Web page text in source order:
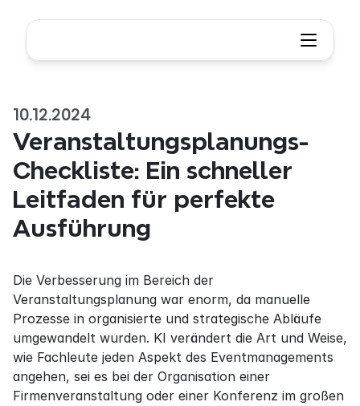
10.12.2024
Veranstaltungsplanungs-
Checkliste: Ein schneller
Leitfaden für perfekte
Ausführung
Die Verbesserung im Bereich der
Veranstaltungsplanung war enorm, da manuelle
Prozesse in organisierte und strategische Abläufe
umgewandelt wurden. KI verändert die Art und Weise,
wie Fachleute jeden Aspekt des Eventmanagements
angehen, sei es bei der Organisation einer
Firmenveranstaltung oder einer Konferenz im großen